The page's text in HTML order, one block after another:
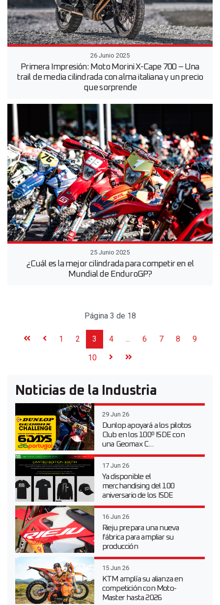
26 Junio 2025
Primera Impresión: Moto Morini X-Cape 700 – Una
trail de media cilindrada con alma italiana y un precio
que sorprende
25 Junio 2025
¿Cuál es la mejor cilindrada para competir en el
Mundial de EnduroGP?
Página 3 de 18
1 2 3 4 ... 6 7 8
9
10
Noticias de la Industria
29 Jun 26
Dunlop apoyará a los pilotos
Club en los 100º ISDE con
una Geomax C...
17 Jun 26
Ya disponible el
merchandising del 100
aniversario de los ISDE
16 Jun 26
Rieju prepara una nueva
fábrica para ampliar su
producción
15 Jun 26
KTM amplía su alianza en
competición con Moto-
Master hasta 2026